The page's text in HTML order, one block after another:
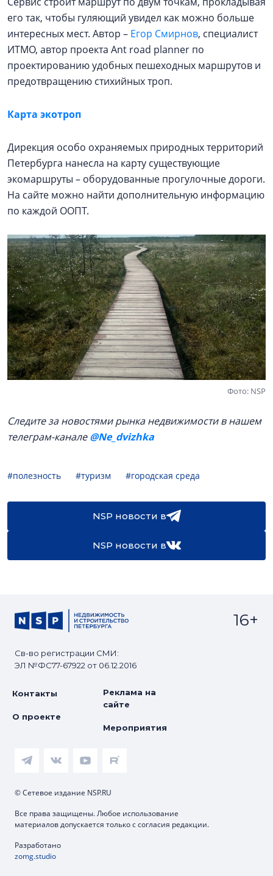
его так, чтобы гуляющий увидел как можно больше
интересных мест. Автор – Егор Смирнов, специалист
ИТМО, автор проекта Ant road planner по
проектированию удобных пешеходных маршрутов и
предотвращению стихийных троп.
Карта экотроп
Дирекция особо охраняемых природных территорий
Петербурга нанесла на карту существующие
экомаршруты – оборудованные прогулочные дороги.
На сайте можно найти дополнительную информацию
по каждой ООПТ.
Фото: NSP
Следите за новостями рынка недвижимости в нашем
телеграм-канале@Ne_dvizhka
#полезность #туризм #городская среда
NSP новости в
NSP новости в
Св-во регистрации СМИ:
ЭЛ №ФС77-67922 от 06.12.2016
16+
Контакты
О проекте
Реклама на
сайте
Мероприятия
© Сетевое издание NSP.RU
Все права защищены. Любое использование
материалов допускается только с согласия редакции.
Разработано
zomg.studio